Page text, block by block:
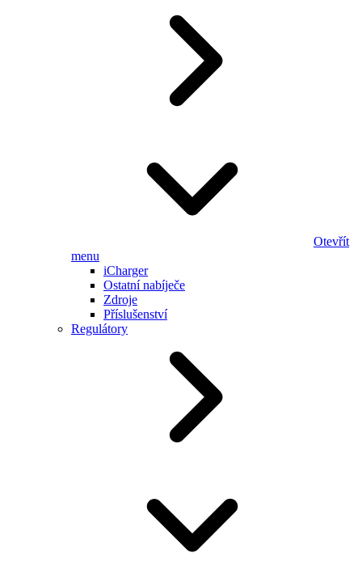
Otevřít
menu
iCharger
Ostatní nabíječe
Zdroje
Příslušenství
Regulátory